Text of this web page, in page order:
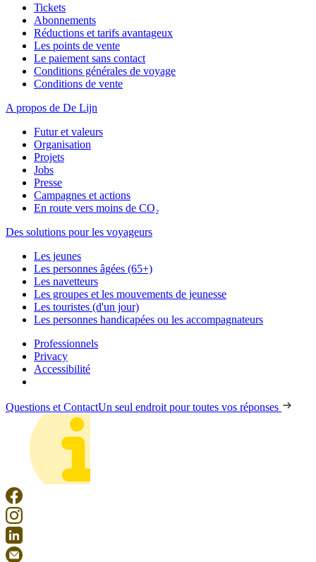
Tickets
Abonnements
Réductions et tarifs avantageux
Les points de vente
Le paiement sans contact
Conditions générales de voyage
Conditions de vente
A propos de De Lijn
Futur et valeurs
Organisation
Projets
Jobs
Presse
Campagnes et actions
En route vers moins de CO₂
Des solutions pour les voyageurs
Les jeunes
Les personnes âgées (65+)
Les navetteurs
Les groupes et les mouvements de jeunesse
Les touristes (d'un jour)
Les personnes handicapées ou les accompagnateurs
Professionnels
Privacy
Accessibilité
Questions et ContactUn seul endroit pour toutes vos réponses